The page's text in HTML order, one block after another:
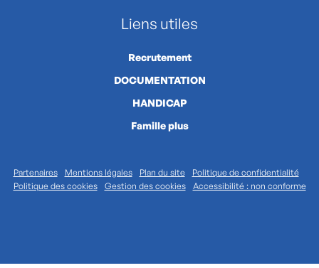
Liens utiles
Recrutement
DOCUMENTATION
HANDICAP
Famille plus
Partenaires Mentions légales Plan du site
Politique de confidentialité
Politique des cookies
Gestion des cookies Accessibilité : non conforme